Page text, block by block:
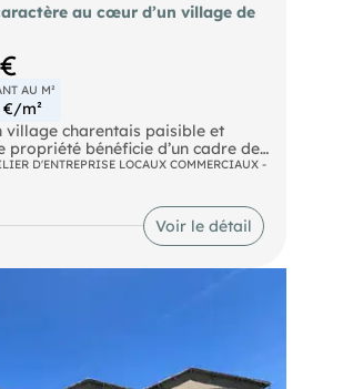
au cœur d’un village de
AU M²
€/m²
village charentais paisible et
propriété bénéficie d’un cadre de
son château, la rivière Charente
et ses commerces de
laissant place à de nombreux
de :
D'ENTREPRISE LOCAUX COMMERCIAUX -
Voir le détail